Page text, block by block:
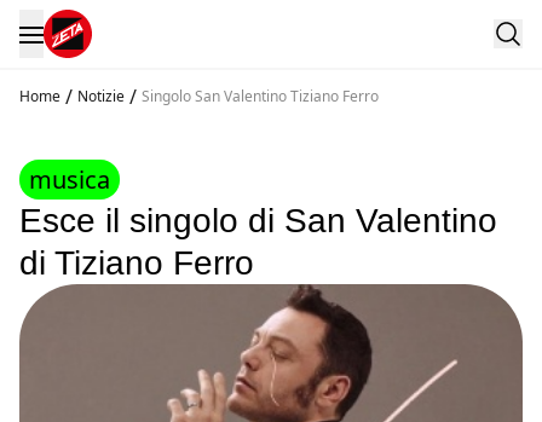
Home / Notizie / Singolo San Valentino Tiziano Ferro
musica
Esce il singolo di San Valentino
di Tiziano Ferro